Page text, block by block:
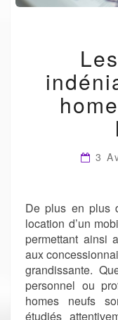
3
De plus en plus
location d’un
permettant ainsi
aux
grandissante.
personnel ou
homes neufs
étudiés